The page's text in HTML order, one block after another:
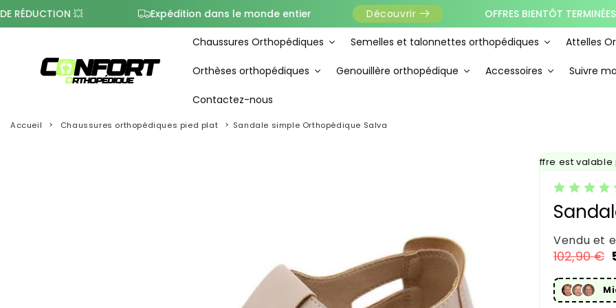
💥 Expédition dans le monde entier Découvrir OFFRES BIENTÔT TERMINÉES
Chaussures Orthopédiques Semelles et talonnettes orthopédiques Attelles
Orthèses orthopédiques Genouillère orthopédique Accessoires Suivre
Contactez-nous
Accueil Chaussures orthopédiques pied plat Sandale simple Orthopédique Salva
✨ Cette offre est valable
Vendu et
Prix
102,90 €
Prix